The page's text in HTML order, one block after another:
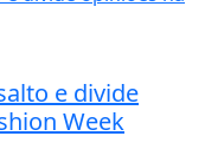
e divide
Week